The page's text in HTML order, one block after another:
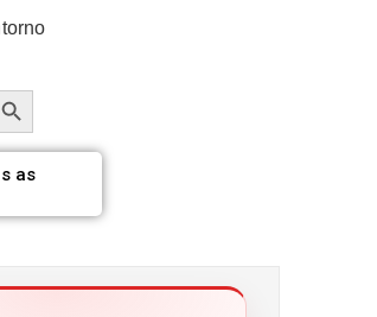
de pesquisa
as